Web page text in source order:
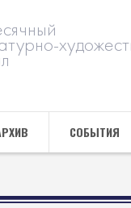
СОБЫТИЯ